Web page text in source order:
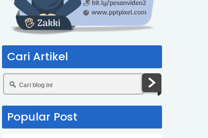
Cari Artikel
Popular Post